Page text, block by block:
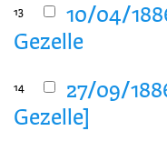
13
10/04/
Gezelle
14
27/09/
Gezelle]